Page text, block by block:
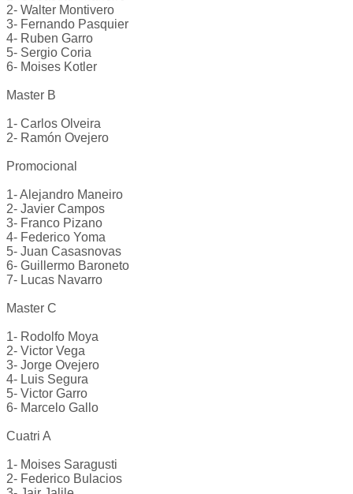
2- Walter Montivero
3- Fernando Pasquier
4- Ruben Garro
5- Sergio Coria
6- Moises Kotler
Master B
1- Carlos Olveira
2- Ramón Ovejero
Promocional
1- Alejandro Maneiro
2- Javier Campos
3- Franco Pizano
4- Federico Yoma
5- Juan Casasnovas
6- Guillermo Baroneto
7- Lucas Navarro
Master C
1- Rodolfo Moya
2- Victor Vega
3- Jorge Ovejero
4- Luis Segura
5- Victor Garro
6- Marcelo Gallo
Cuatri A
1- Moises Saragusti
2- Federico Bulacios